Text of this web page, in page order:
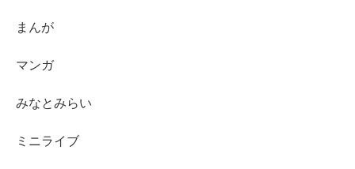
まんが
マンガ
みなとみらい
ミニライブ